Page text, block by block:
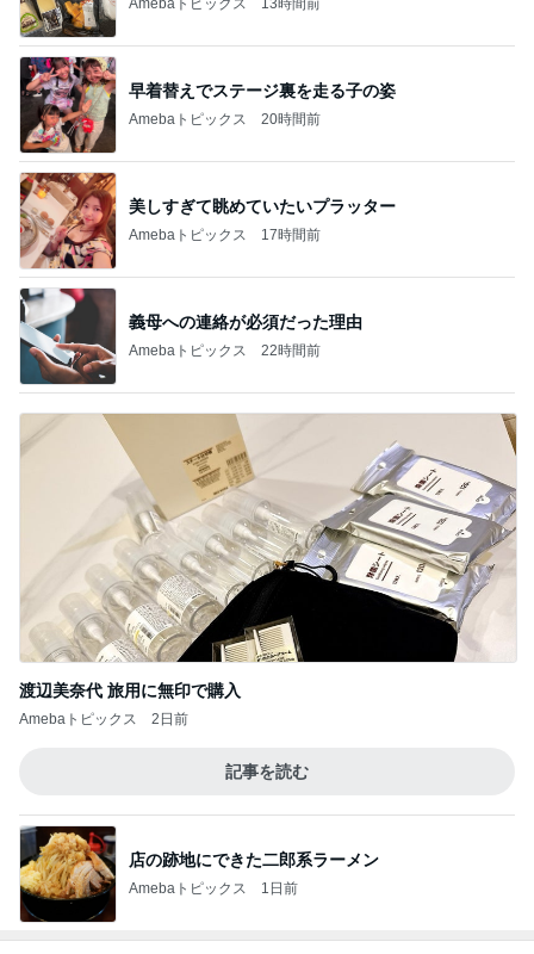
早着替えでステージ裏を走る子の姿
Amebaトピックス 20時間前
美しすぎて眺めていたいプラッター
Amebaトピックス 17時間前
義母への連絡が必須だった理由
Amebaトピックス 22時間前
渡辺美奈代 旅用に無印で購入
Amebaトピックス 2日前
記事を読む
店の跡地にできた二郎系ラーメン
Amebaトピックス 1日前